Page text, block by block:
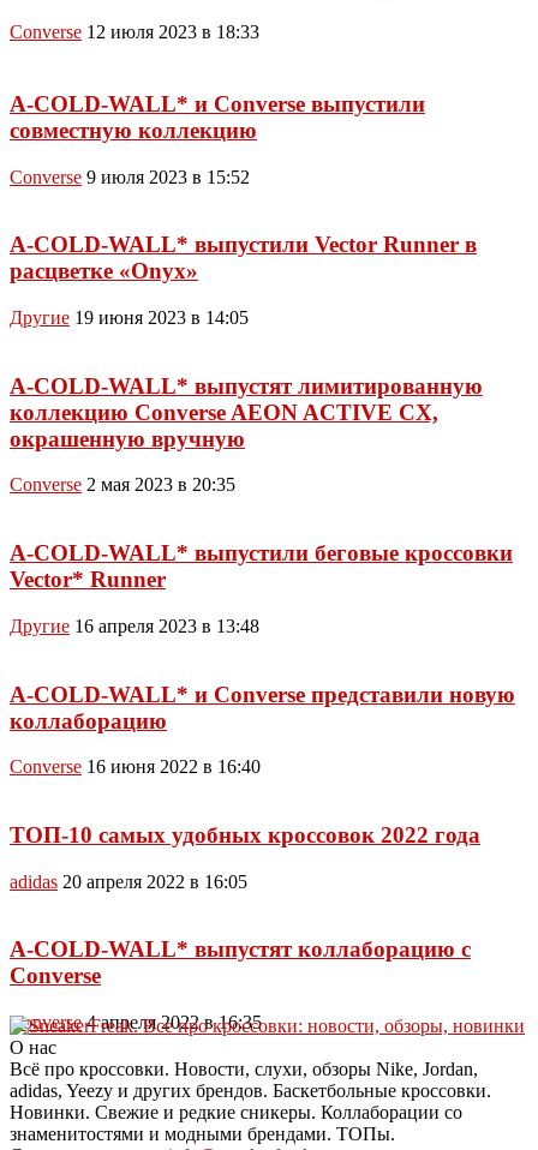
Converse 12 июля 2023 в 18:33
A-COLD-WALL* и Converse выпустили
совместную коллекцию
Converse 9 июля 2023 в 15:52
A-COLD-WALL* выпустили Vector Runner в
расцветке «Onyx»
Другие 19 июня 2023 в 14:05
A-COLD-WALL* выпустят лимитированную
коллекцию Converse AEON ACTIVE CX,
окрашенную вручную
Converse 2 мая 2023 в 20:35
A-COLD-WALL* выпустили беговые кроссовки
Vector* Runner
Другие 16 апреля 2023 в 13:48
A-COLD-WALL* и Converse представили новую
коллаборацию
Converse 16 июня 2022 в 16:40
ТОП-10 самых удобных кроссовок 2022 года
adidas 20 апреля 2022 в 16:05
A-COLD-WALL* выпустят коллаборацию с
Converse
Converse 4 апреля 2022 в 16:35
О нас
Всё про кроссовки. Новости, слухи, обзоры Nike, Jordan,
adidas, Yeezy и других брендов. Баскетбольные кроссовки.
Новинки. Свежие и редкие сникеры. Коллаборации со
знаменитостями и модными брендами. ТОПы.